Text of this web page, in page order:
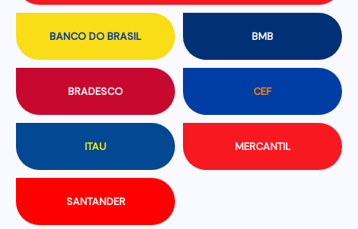
BANCO DO BRASIL BMB
BRADESCO CEF
ITAU MERCANTIL
SANTANDER